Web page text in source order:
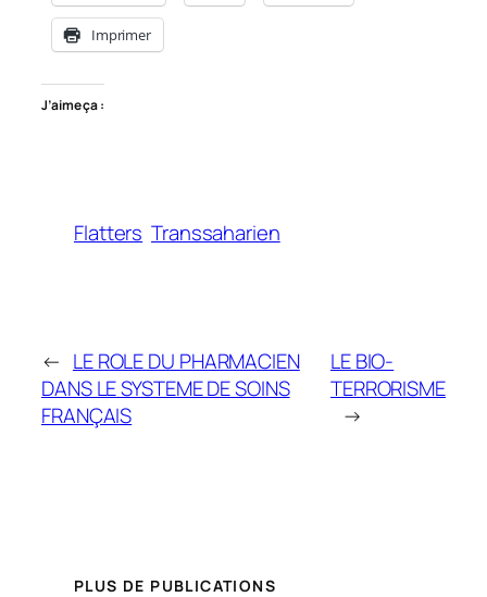
Imprimer
J’aime ça :
Flatters Transsaharien
← LE ROLE DU PHARMACIEN
DANS LE SYSTEME DE SOINS
FRANÇAIS
LE BIO-
TERRORISME
→
PLUS DE PUBLICATIONS